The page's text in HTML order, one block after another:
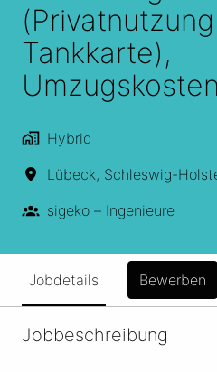
Tankkarte),
Hybrid
Lübeck, Schleswig-
sigeko – Ingenieure
Jobdetails Bewerben
Jobbeschreibung